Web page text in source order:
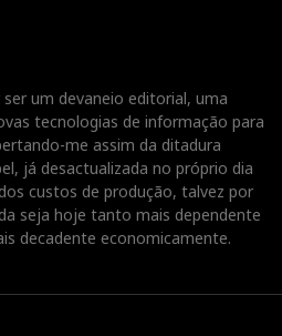
um devaneio editorial, uma
tecnologias de informação para
me assim da ditadura
já desactualizada no próprio dia
custos de produção, talvez por
seja hoje tanto mais dependente
decadente economicamente.